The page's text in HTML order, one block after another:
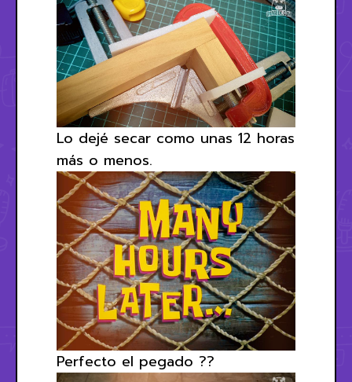
Lo dejé secar como unas 12 horas
más o menos.
Perfecto el pegado ??